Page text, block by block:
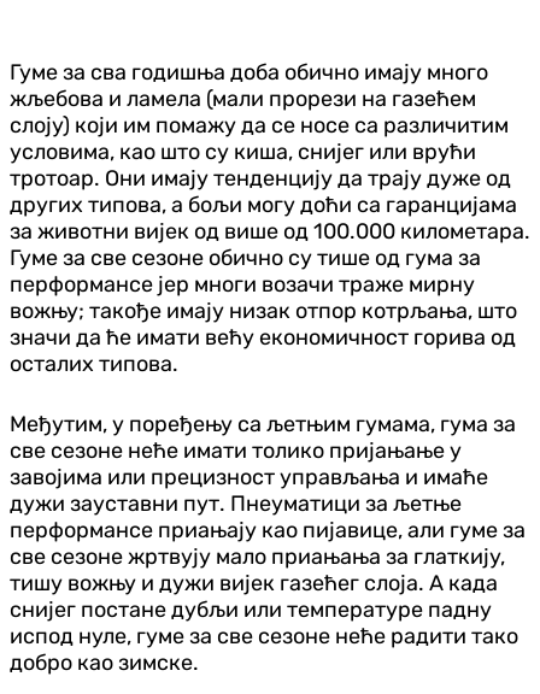
Гуме за сва годишња доба обично имају много
жљебова и ламела (мали прорези на газећем
слоју) који им помажу да се носе са различитим
условима, као што су киша, снијег или врући
тротоар. Они имају тенденцију да трају дуже од
других типова, а бољи могу доћи са гаранцијама
за животни вијек од више од 100.000 километара.
Гуме за све сезоне обично су тише од гума за
перформансе јер многи возачи траже мирну
вожњу; такође имају низак отпор котрљања, што
значи да ће имати већу економичност горива од
осталих типова.
Међутим, у поређењу са љетњим гумама, гума за
све сезоне неће имати толико пријањање у
завојима или прецизност управљања и имаће
дужи зауставни пут. Пнеуматици за љетње
перформансе приањају као пијавице, али гуме за
све сезоне жртвују мало приањања за глаткију,
тишу вожњу и дужи вијек газећег слоја. А када
снијег постане дубљи или температуре падну
испод нуле, гуме за све сезоне неће радити тако
добро као зимске.